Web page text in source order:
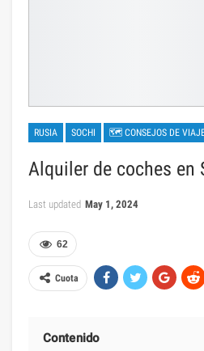
RUSIA SOCHI 🗺 CONSEJOS DE
Alquiler de coches en
Last updated May 1, 2024
62
Cuota
Contenido